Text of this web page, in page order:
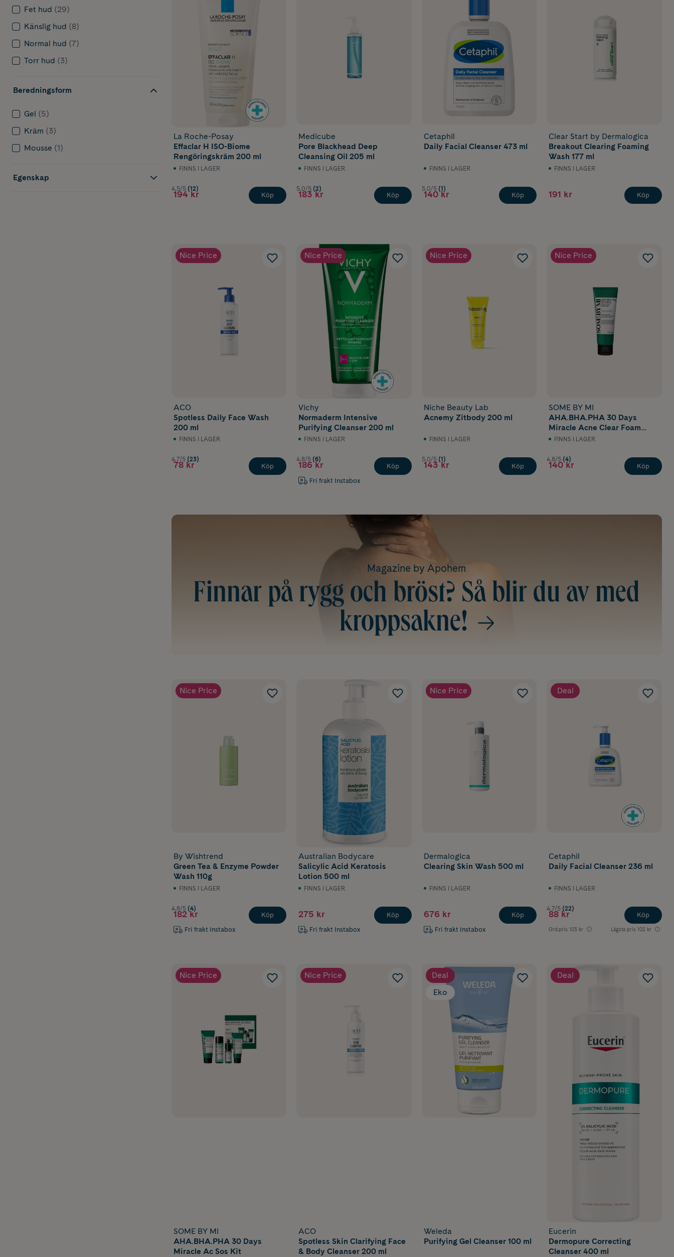
Fet hud (29)
Känslig hud (8)
Normal hud (7)
Torr hud (3)
Beredningsform
Gel (5)
Kräm (3)
Mousse (1)
Egenskap
La Roche-Posay
Effaclar H ISO-Biome
Rengöringskräm 200 ml
FINNS I LAGER
4.5/5 (12)
194 kr Köp
Medicube
Pore Blackhead Deep
Cleansing Oil 205 ml
FINNS I LAGER
5.0/5 (2)
183 kr Köp
Cetaphil
Daily Facial Cleanser 473 ml
FINNS I LAGER
5.0/5 (1)
140 kr Köp
Clear Start by Dermalogica
Breakout Clearing Foaming
Wash 177 ml
FINNS I LAGER
191 kr Köp
Nice Price
ACO
Spotless Daily Face Wash
200 ml
FINNS I LAGER
4.7/5 (23)
78 kr Köp
Nice Price
Vichy
Normaderm Intensive
Purifying Cleanser 200 ml
FINNS I LAGER
4.8/5 (6)
186 kr
Fri frakt Instabox
Köp
Nice Price
Niche Beauty Lab
Acnemy Zitbody 200 ml
FINNS I LAGER
5.0/5 (1)
143 kr Köp
Nice Price
SOME BY MI
AHA.BHA.PHA 30 Days
Miracle Acne Clear Foam
100 ml
FINNS I LAGER
4.8/5 (4)
140 kr Köp
Magazine by Apohem
Finnar på rygg och bröst? Så blir du av med
kroppsakne!
Nice Price
By Wishtrend
Green Tea & Enzyme Powder
Wash 110g
FINNS I LAGER
4.8/5 (4)
182 kr
Fri frakt Instabox
Köp
Australian Bodycare
Salicylic Acid Keratosis
Lotion 500 ml
FINNS I LAGER
275 kr
Fri frakt Instabox
Köp
Nice Price
Dermalogica
Clearing Skin Wash 500 ml
FINNS I LAGER
676 kr
Fri frakt Instabox
Köp
Deal
Cetaphil
Daily Facial Cleanser 236 ml
FINNS I LAGER
4.7/5 (22)
88 kr
Ord.pris 103 kr Lägsta pris 102 kr
Köp
Nice Price
SOME BY MI
AHA.BHA.PHA 30 Days
Miracle Ac Sos Kit
Nice Price
ACO
Spotless Skin Clarifying Face
& Body Cleanser 200 ml
Deal
Eko
Weleda
Purifying Gel Cleanser 100 ml
Deal
Eucerin
Dermopure Correcting
Cleanser 400 ml